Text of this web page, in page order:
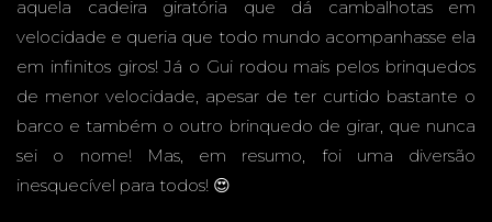
EVENT
aquela cadeira giratória que dá cambalhotas em
velocidade e queria que todo mundo acompanhasse ela
em infinitos giros! Já o Gui rodou mais pelos brinquedos
de menor velocidade, apesar de ter curtido bastante o
barco e também o outro brinquedo de girar, que nunca
sei o nome! Mas, em resumo, foi uma diversão
inesquecível para todos! 😍